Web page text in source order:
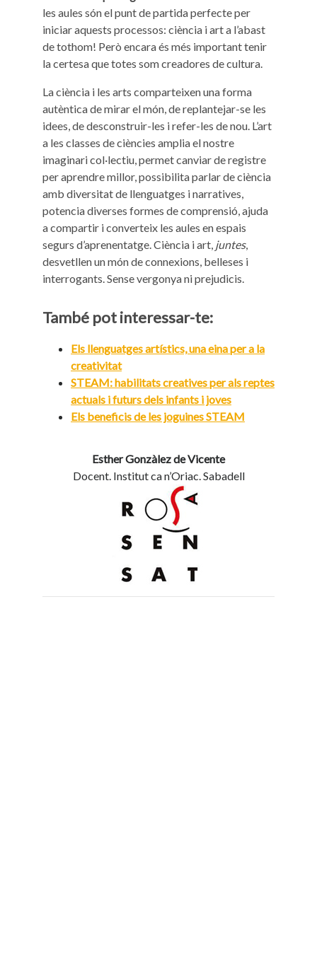
les aules són el punt de partida perfecte per
iniciar aquests processos: ciència i art a l’abast
de tothom! Però encara és més important tenir
la certesa que totes som creadores de cultura.
La ciència i les arts comparteixen una forma
autèntica de mirar el món, de replantejar-se les
idees, de desconstruir-les i refer-les de nou. L’art
a les classes de ciències amplia el nostre
imaginari col·lectiu, permet canviar de registre
per aprendre millor, possibilita parlar de ciència
amb diversitat de llenguatges i narratives,
potencia diverses formes de comprensió, ajuda
a compartir i converteix les aules en espais
segurs d’aprenentatge. Ciència i art, juntes,
desvetllen un món de connexions, belleses i
interrogants. Sense vergonya ni prejudicis.
També pot interessar-te:
Els llenguatges artístics, una eina per a la
creativitat
STEAM: habilitats creatives per als reptes
actuals i futurs dels infants i joves
Els beneficis de les joguines STEAM
Esther Gonzàlez de Vicente
Docent. Institut ca n’Oriac. Sabadell